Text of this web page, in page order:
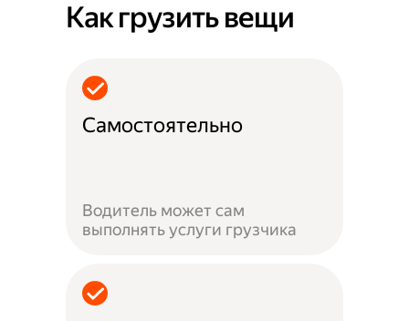
Как грузить вещи
Самостоятельно
Водитель может сам
выполнять услуги грузчика